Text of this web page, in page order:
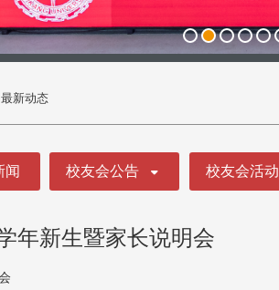
最新动态
闻 校友会公告 校友会活动
年新生暨家长说明会